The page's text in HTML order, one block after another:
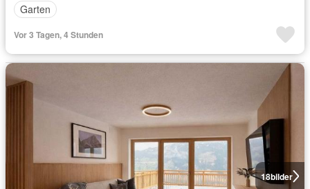
Garten
Vor 3 Tagen, 4 Stunden
18bilder